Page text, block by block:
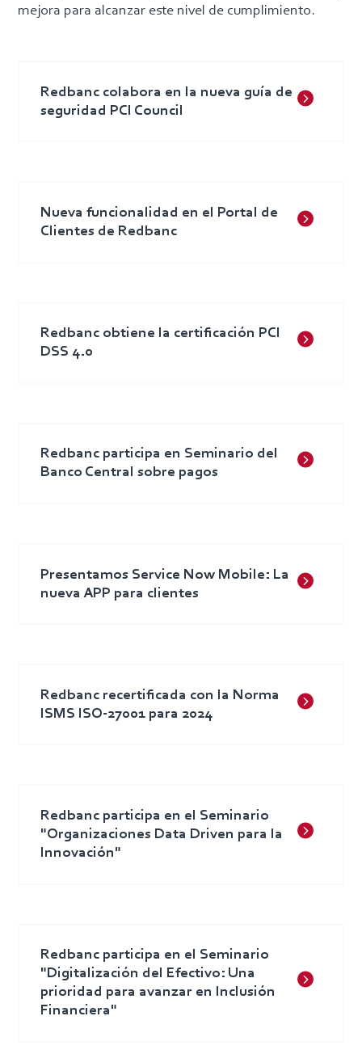
mejora para alcanzar este nivel de cumplimiento.
Redbanc colabora en la nueva guía de
seguridad PCI Council
Nueva funcionalidad en el Portal de
Clientes de Redbanc
Redbanc obtiene la certificación PCI
DSS 4.0
Redbanc participa en Seminario del
Banco Central sobre pagos
Presentamos Service Now Mobile: La
nueva APP para clientes
Redbanc recertificada con la Norma
ISMS ISO-27001 para 2024
Redbanc participa en el Seminario
"Organizaciones Data Driven para la
Innovación"
Redbanc participa en el Seminario
"Digitalización del Efectivo: Una
prioridad para avanzar en Inclusión
Financiera"